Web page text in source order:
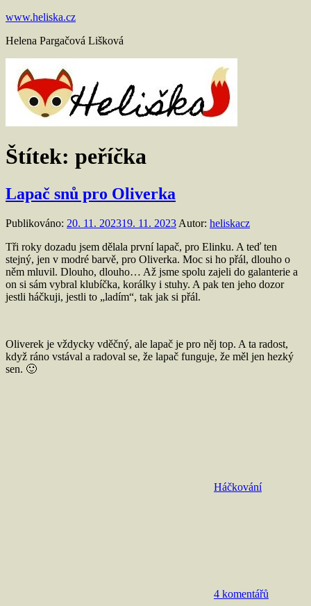
Přejít
obsahu
www.heliska.cz
Helena Pargačová Lišková
Štítek: peříčka
Lapač snů pro Oliverka
Publikováno: 20. 11. 202319. 11. 2023 Autor: heliskacz
Tři roky dozadu jsem dělala první lapač, pro Elinku. A teď ten
stejný, jen v modré barvě, pro Oliverka. Moc si ho přál, dlouho o
něm mluvil. Dlouho, dlouho… Až jsme spolu zajeli do galanterie a
on si sám vybral klubíčka, korálky i stuhy. A pak ten jeho dozor
jestli háčkuji, jestli to „ladím“, tak jak si přál.
Oliverek je vždycky vděčný, ale lapač je pro něj top. A ta radost,
když ráno vstával a radoval se, že lapač funguje, že měl jen hezký
sen. 🙂
Háčkování
4 komentářů